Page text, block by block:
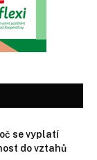
se vyplatí
do vztahů